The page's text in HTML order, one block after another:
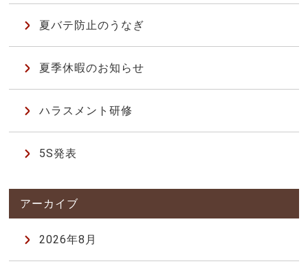
夏バテ防止のうなぎ
夏季休暇のお知らせ
ハラスメント研修
5S発表
2026年8月